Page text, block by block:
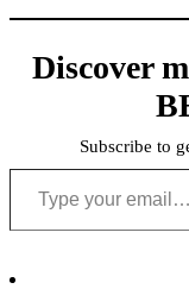
Discover
Subscribe to
Type your email…